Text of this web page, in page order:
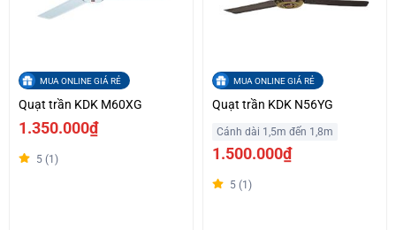
MUA ONLINE GIÁ RẺ
Quạt trần KDK M60XG
1.350.000₫
5 (1)
MUA ONLINE GIÁ RẺ
Quạt trần KDK N56YG
Cánh dài 1,5m đến 1,8m
1.500.000₫
5 (1)